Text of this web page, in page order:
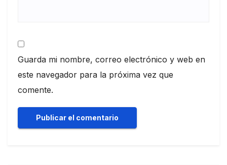
Guarda mi nombre, correo electrónico y web en
este navegador para la próxima vez que
comente.